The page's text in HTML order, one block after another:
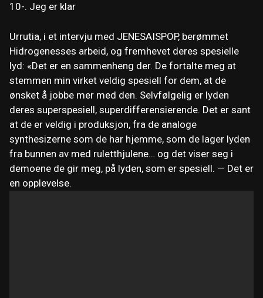
10-. Jeg er klar
Urrutia, i et intervju med JENESAISPOP, berømmet
Hidrogenesses arbeid, og fremhevet deres spesielle
lyd: «Det er en sammenheng der. De fortalte meg at
stemmen min virket veldig spesiell for dem, at de
ønsket å jobbe mer med den. Selvfølgelig er lyden
deres superspesiell, superdifferensierende. Det er sant
at de er veldig i produksjon, fra de analoge
synthesizerne som de har hjemme, som de lager lyden
fra bunnen av med ruletthjulene… og det viser seg i
demoene de gir meg, på lyden, som er spesiell. — Det er
en opplevelse.